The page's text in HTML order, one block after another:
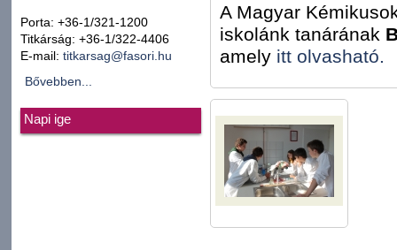
Porta: +36-1/321-1200
Titkárság: +36-1/322-4406
E-mail: titkarsag@fasori.hu
Bővebben...
Napi ige
A Magyar
iskolánk tanárának
amely itt olvasható.